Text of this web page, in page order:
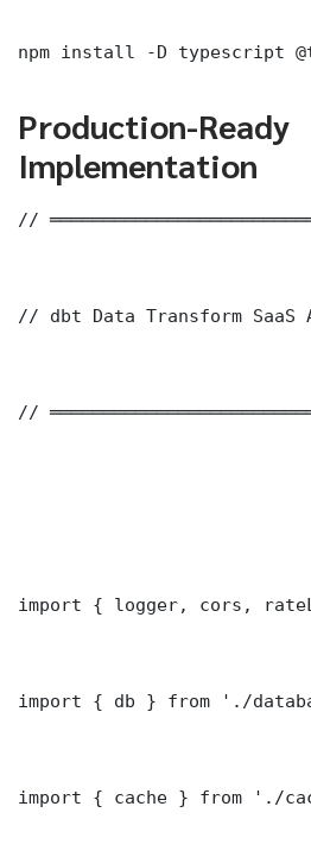
npm install -D typescript
Production-Ready
Implementation
//
// dbt Data Transform
//
import { logger, cors,
import { db } from './
import { cache } from './